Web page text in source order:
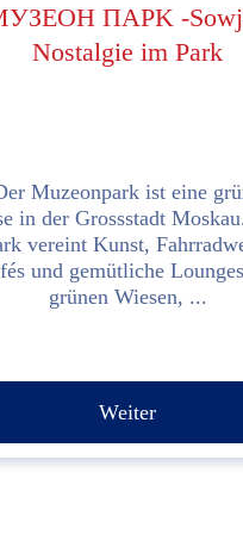
ПAPK -
Nostalgie im Park
Muzeonpark ist eine
in der Grossstadt
vereint Kunst,
und gemütliche
grünen Wiesen, ...
Weiter